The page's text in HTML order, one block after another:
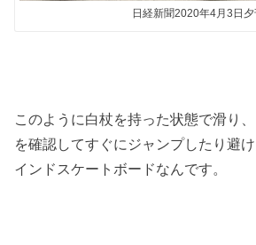
日経新聞2020年4月3日夕
このように白杖を持った状態で滑り
を確認してすぐにジャンプしたり避
インドスケートボードなんです。